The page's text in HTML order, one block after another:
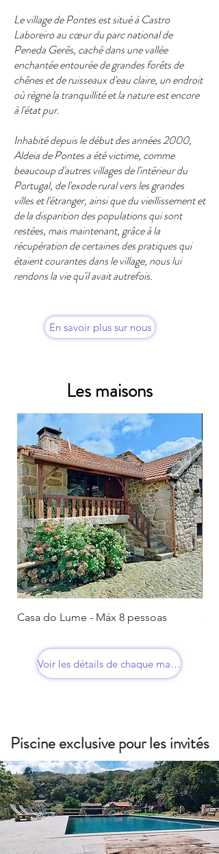
Le village de Pontes est situé à Castro
Laboreiro au cœur du parc national de
Peneda Gerês, caché dans une vallée
enchantée entourée de grandes forêts de
chênes et de ruisseaux d'eau claire, un endroit
où règne la tranquillité et la nature est encore
à l'état pur.
Inhabité depuis le début des années 2000,
Aldeia de Pontes a été victime, comme
beaucoup d'autres villages de l'intérieur du
Portugal, de l'exode rural vers les grandes
villes et l'étranger, ainsi que du vieillissement et
de la disparition des populations qui sont
restées, mais maintenant, grâce à la
récupération de certaines des pratiques qui
étaient courantes dans le village, nous lui
rendons la vie qu'il avait autrefois.
En savoir plus sur nous
Les maisons
Casa do Lume - Máx 8 pessoas
Voir les détails de chaque maison
Piscine exclusive pour les invités